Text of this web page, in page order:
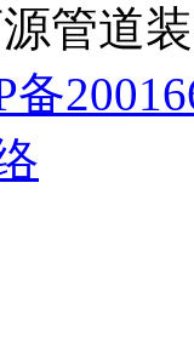
管道
备